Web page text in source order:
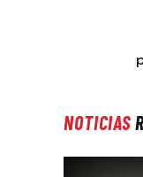
NOTICIAS